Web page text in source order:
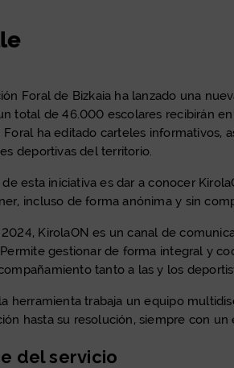
Foral de Bizkaia ha lanzado una
total de 46.000 escolares recibirán
Foral ha editado carteles informativos,
deportivas del territorio.
esta iniciativa es dar a conocer
incluso de forma anónima y sin
KirolaON es un canal de
gestionar de forma integral y
tanto a las y los
herramienta trabaja un equipo
hasta su resolución, siempre con
del servicio